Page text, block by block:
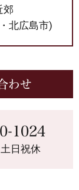
郊
北広島市)
わせ
1024
日祝休